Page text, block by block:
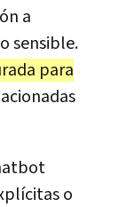
a
sensible.
para
o